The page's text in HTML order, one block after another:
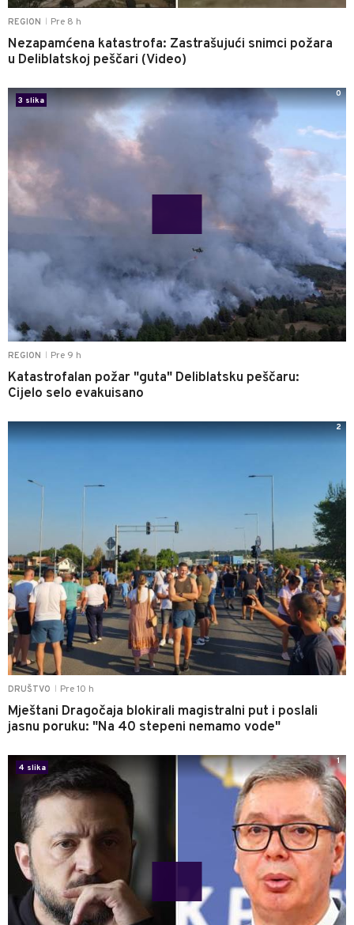
REGION Pre 8 h
Nezapamćena katastrofa: Zastrašujući snimci požara
u Deliblatskoj peščari (Video)
REGION Pre 9 h
Katastrofalan požar "guta" Deliblatsku peščaru:
Cijelo selo evakuisano
3 slika
0
DRUŠTVO Pre 10 h
Mještani Dragočaja blokirali magistralni put i poslali
jasnu poruku: "Na 40 stepeni nemamo vode"
2
4 slika
1